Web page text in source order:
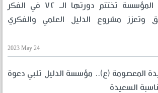
شعبة التعليم في المؤسسة تختتم دورتها الـ ٧٢ في الفكر
وتعزز مشروع الدليل العلمي والفكري
2023 May 24
المعصومة (ع).. مؤسسة الدليل تلبي دعوة
السعيدة